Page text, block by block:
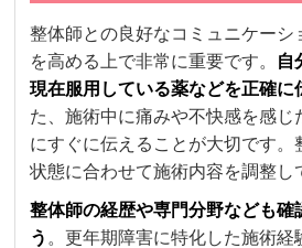
整体師との良好なコミュニケーシ
を高める上で非常に重要です。
自
現在服用している薬などを正確に
た、施術中に痛みや不快感を感じ
にすぐに伝えることが大切です。
状態に合わせて施術内容を調整し
整体師の経歴や専門分野なども確
う 。更年期障害に特化した施術経